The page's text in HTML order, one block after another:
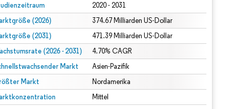
2020 - 2031
(2026) 374.67 Milliarden US-Dollar
(2031) 471.39 Milliarden US-Dollar
(2026 - 2031) 4.70% CAGR
Markt Asien-Pazifik
Markt Nordamerika
Mittel
Namensnennung gemäß CC BY 4.0.